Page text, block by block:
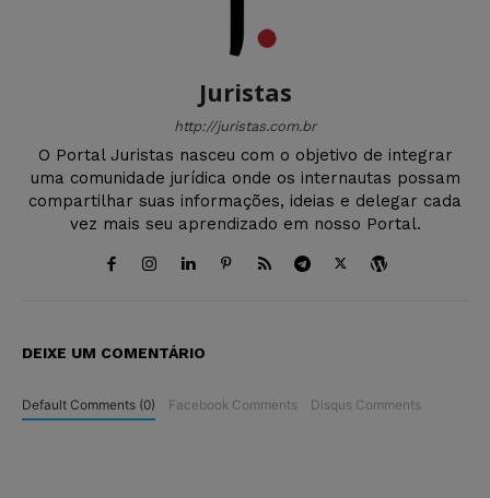
Juristas
http://juristas.com.br
O Portal Juristas nasceu com o objetivo de integrar
uma comunidade jurídica onde os internautas possam
compartilhar suas informações, ideias e delegar cada
vez mais seu aprendizado em nosso Portal.
DEIXE UM COMENTÁRIO
Default Comments (0) Facebook Comments Disqus Comments